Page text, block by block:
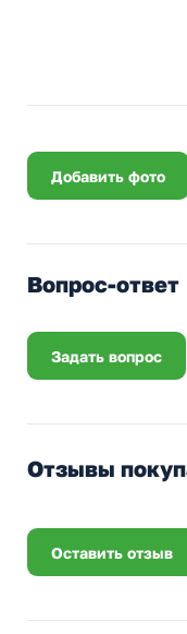
Добавить фото
Вопрос-ответ
Задать вопрос
Отзывы
Оставить отзыв